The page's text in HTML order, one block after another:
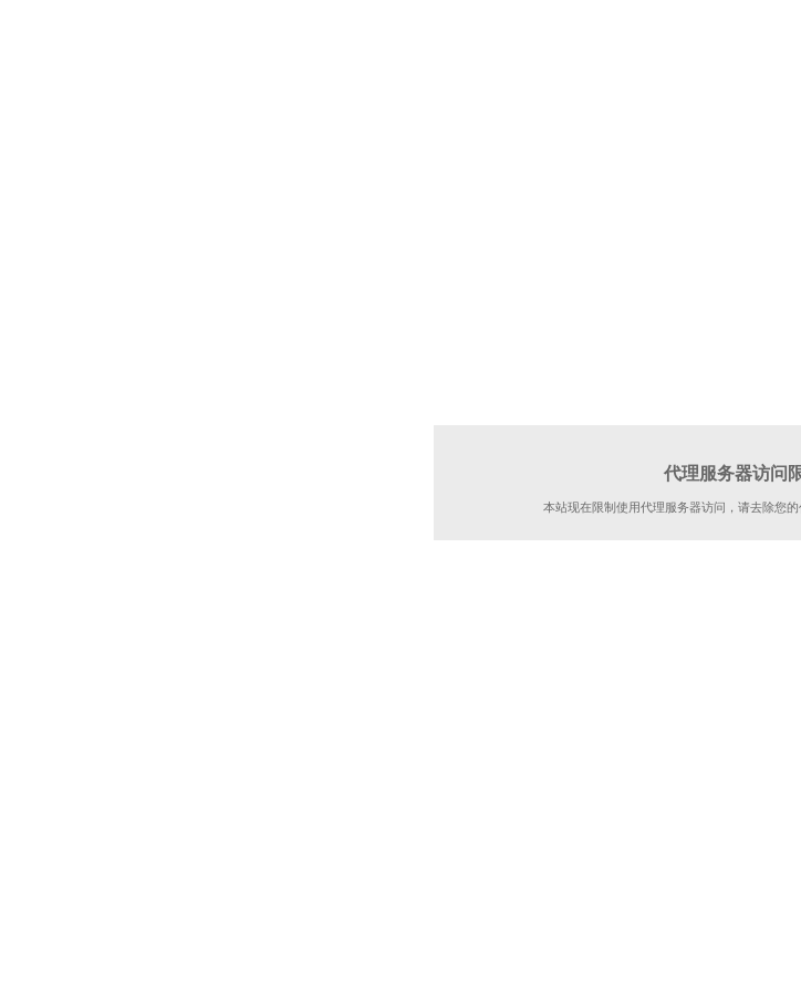
代理服务器访问
本站现在限制使用代理服务器访问，请去除您的